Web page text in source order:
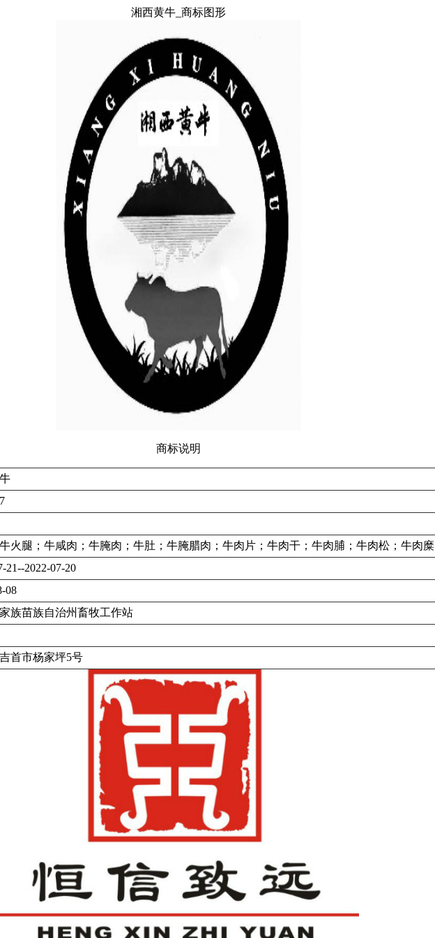
湘西黄牛_商标图形
商标说明
火腿；牛咸肉；牛腌肉；牛肚；牛腌腊肉；牛肉片；牛肉干；牛肉脯；牛肉松；牛肉糜
21--2022-07-20
08
族苗族自治州畜牧工作站
首市杨家坪5号